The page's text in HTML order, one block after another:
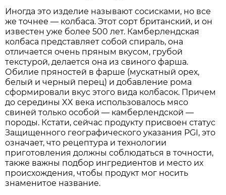
Иногда это изделие называют сосисками, но все
же точнее — колбаса. Этот сорт британский, и он
известен уже более 500 лет. Камберлендская
колбаса представляет собой спираль, она
отличается очень пряным вкусом, грубой
текстурой, делается она из свиного фарша.
Обилие пряностей в фарше (мускатный орех,
белый и черный перец) и добавление рома
сформировали вкус этого вида колбасок. Причем
до середины XX века использовалось мясо
свиней только особой — камберлендской —
породы. Кстати, сейчас продукту присвоен статус
Защищенного географического указания PGI, это
означает, что рецептура и технологии
приготовления должны соблюдаться в точности,
также важны подбор ингредиентов и место их
происхождения, чтобы продукт мог носить
знаменитое название.